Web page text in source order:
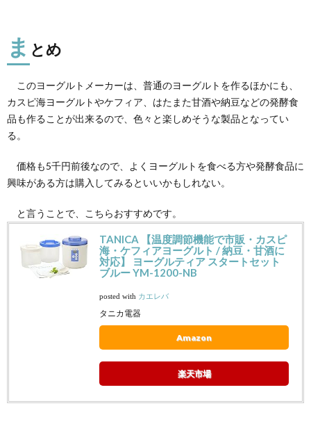
ま とめ
このヨーグルトメーカーは、普通のヨーグルトを作るほかにも、
カスピ海ヨーグルトやケフィア、はたまた甘酒や納豆などの発酵食
品も作ることが出来るので、色々と楽しめそうな製品となってい
る。
価格も5千円前後なので、よくヨーグルトを食べる方や発酵食品に
興味がある方は購入してみるといいかもしれない。
と言うことで、こちらおすすめです。
TANICA 【温度調節機能で市販・カスピ
海・ケフィアヨーグルト / 納豆・甘酒に
対応】 ヨーグルティア スタートセット
ブルー YM-1200-NB
posted with カエレバ
タニカ電器
Amazon
楽天市場